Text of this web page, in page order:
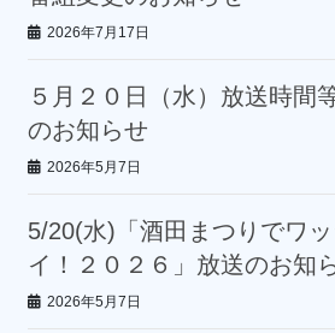
2026年7月17日
５月２０日（水）放送時間
のお知らせ
2026年5月7日
5/20(水)「酒田まつりでワッ
イ！２０２６」放送のお知
2026年5月7日